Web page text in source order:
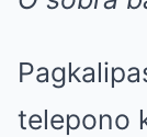
telepono